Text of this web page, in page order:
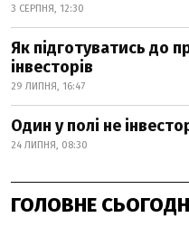
3 СЕРПНЯ, 12:30
Як підготуватись до
інвесторів
29 ЛИПНЯ, 16:47
Один у полі не
24 ЛИПНЯ, 08:30
ГОЛОВНЕ